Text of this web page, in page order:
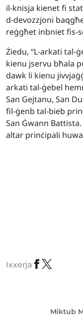
il-knisja kienet fi
d-devozzjoni
reġgħet inbniet fis-
Żiedu, “L-arkati tal-
kienu jservu bħala
dawk li kienu
arkati tal-ġebel
San Gejtanu, San
fil-ġenb tal-bieb
San Ġwann
altar prinċipali
Ixxerja
Miktub